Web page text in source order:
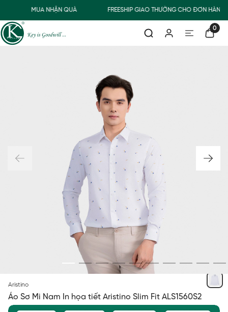
MUA NHẬN QUÀ FREESHIP GIAO THƯỜNG CHO ĐƠN
0
Aristino
Áo Sơ Mi Nam In họa tiết Aristino Slim Fit ALS1560S2